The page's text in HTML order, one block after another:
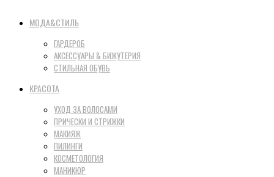
МОДА&СТИЛЬ
ГАРДЕРОБ
АКСЕССУАРЫ & БИЖУТЕРИЯ
СТИЛЬНАЯ ОБУВЬ
КРАСОТА
УХОД ЗА ВОЛОСАМИ
ПРИЧЕСКИ И СТРИЖКИ
МАКИЯЖ
ПИЛИНГИ
КОСМЕТОЛОГИЯ
МАНИКЮР